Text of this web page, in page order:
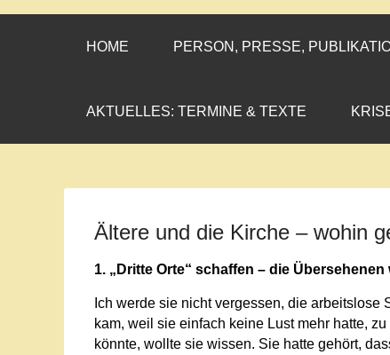
CORNELIA
»ENGAGEMENT MIT
HOME PERSON, PRESSE,
AKTUELLES: TERMINE & TEXTE
Ältere und die Kirche – wohin
1. „Dritte Orte“ schaffen – die Übersehenen
Ich werde sie nicht vergessen, die
kam, weil sie einfach keine Lust mehr hatte,
könnte, wollte sie wissen. Sie hatte gehört,